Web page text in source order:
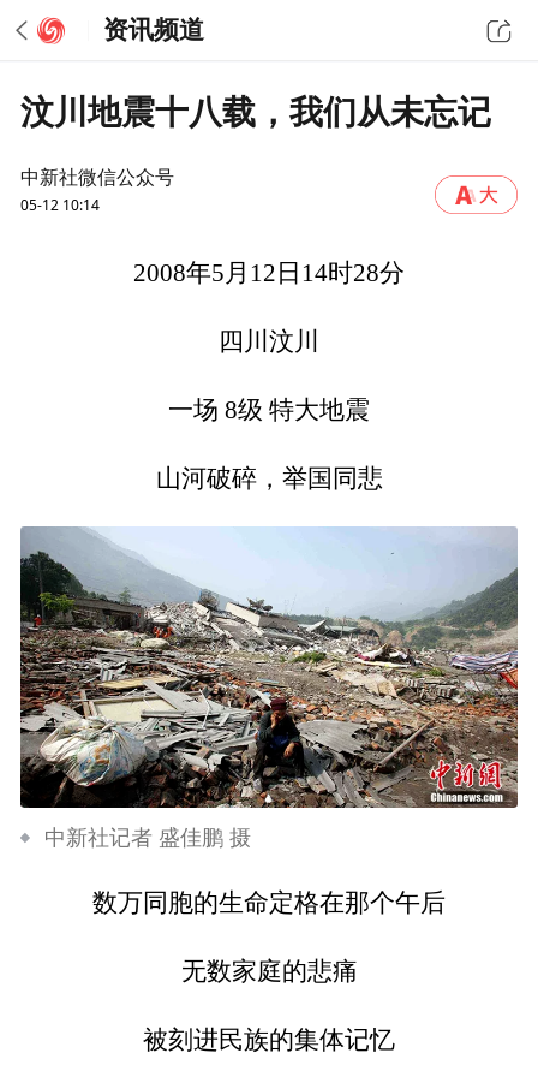
资讯频道
汶川地震十八载，我们从未忘记
中新社微信公众号
05-12 10:14
2008年5月12日14时28分
四川汶川
一场 8级 特大地震
山河破碎，举国同悲
中新社记者 盛佳鹏 摄
数万同胞的生命定格在那个午后
无数家庭的悲痛
被刻进民族的集体记忆